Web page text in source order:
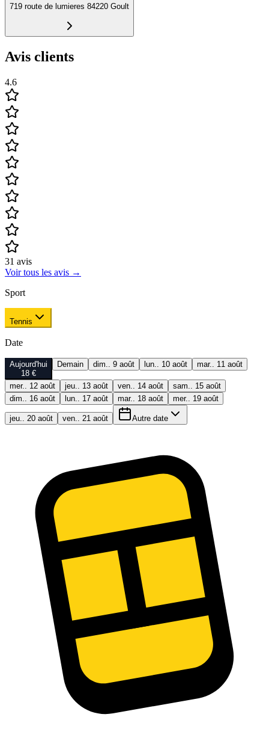
719 route de lumieres 84220 Goult
Avis clients
4.6
31 avis
Voir tous les avis →
Sport
Tennis
Date
Aujourd'hui
18 €
Demain dim.. 9 août lun.. 10 août mar.. 11 août
mer.. 12 août jeu.. 13 août ven.. 14 août
sam.. 15 août
dim.. 16 août
lun.. 17 août mar.. 18 août mer.. 19 août
jeu.. 20 août ven.. 21 août Autre date